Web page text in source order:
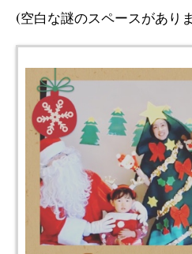
(空白な謎のスペースがあり